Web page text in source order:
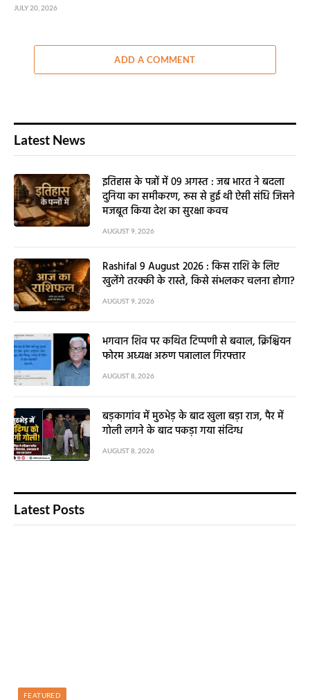
JULY 20, 2026
ADD A COMMENT
Latest News
इतिहास के पन्नों में 09 अगस्त : जब भारत ने बदला
दुनिया का समीकरण, रूस से हुई थी ऐसी संधि जिसने
मजबूत किया देश का सुरक्षा कवच
AUGUST 9, 2026
Rashifal 9 August 2026 : किस राशि के लिए
खुलेंगे तरक्की के रास्ते, किसे संभलकर चलना होगा?
AUGUST 9, 2026
भगवान शिव पर कथित टिप्पणी से बवाल, क्रिश्चियन
फोरम अध्यक्ष अरुण पन्नालाल गिरफ्तार
AUGUST 8, 2026
बड़कागांव में मुठभेड़ के बाद खुला बड़ा राज, पैर में
गोली लगने के बाद पकड़ा गया संदिग्ध
AUGUST 8, 2026
Latest Posts
FEATURED